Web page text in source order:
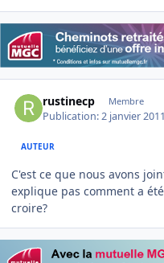
rustinecp Membre
Publication:2 janvier 2011
AUTEUR
C'est ce que nous avons
explique pas comment a
croire?